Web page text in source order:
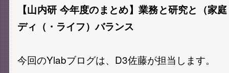
【山内研 今年度のまとめ】業務と研究と（家
ディ（・ライフ）バランス
今回のYlabブログは、D3佐藤が担当します。